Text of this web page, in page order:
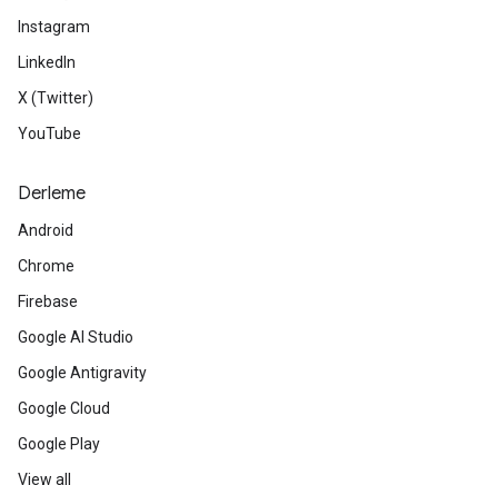
Instagram
LinkedIn
X (Twitter)
YouTube
Derleme
Android
Chrome
Firebase
Google AI Studio
Google Antigravity
Google Cloud
Google Play
View all